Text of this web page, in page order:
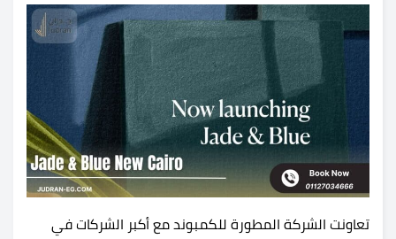
تعاونت الشركة المطورة للكمبوند مع أكبر الشركات في